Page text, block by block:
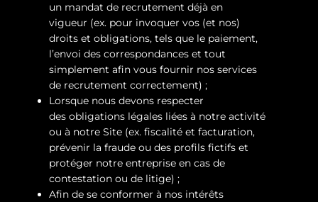
un mandat de recrutement déjà en
vigueur (ex. pour invoquer vos (et nos)
droits et obligations, tels que le paiement,
l’envoi des correspondances et tout
simplement afin vous fournir nos services
de recrutement correctement) ;
Lorsque nous devons respecter
des obligations légales liées à notre activité
ou à notre Site (ex. fiscalité et facturation,
prévenir la fraude ou des profils fictifs et
protéger notre entreprise en cas de
contestation ou de litige) ;
Afin de se conformer à nos intérêts